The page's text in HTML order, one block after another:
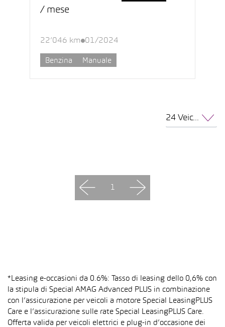
/ mese
22’046 km 01/2024
Benzina Manuale
24 Veicoli per pagina
1
*Leasing e-occasioni da 0.6%: Tasso di leasing dello 0,6% con
la stipula di Special AMAG Advanced PLUS in combinazione
con l’assicurazione per veicoli a motore Special LeasingPLUS
Care e l’assicurazione sulle rate Special LeasingPLUS Care.
Offerta valida per veicoli elettrici e plug-in d’occasione dei